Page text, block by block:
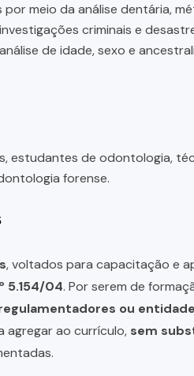
meio da análise dentária,
criminais e
de idade, sexo e
estudantes de odontologia,
forense.
, voltados para capacitação e
5.154/04. Por serem de
ou
agregar ao currículo, sem